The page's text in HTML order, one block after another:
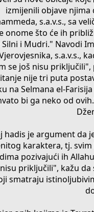
izmijenili objave njima
s.a.v.s., sa
onome što će ih
Silni i Mudri." Navodi
s.a.v.s.,
se još nisu
nije tri puta
na Selmana el-
bi ga neko od
hadis je argument da
karaktera, tj.
pozivajući ih
priključili", kažu
smatraju